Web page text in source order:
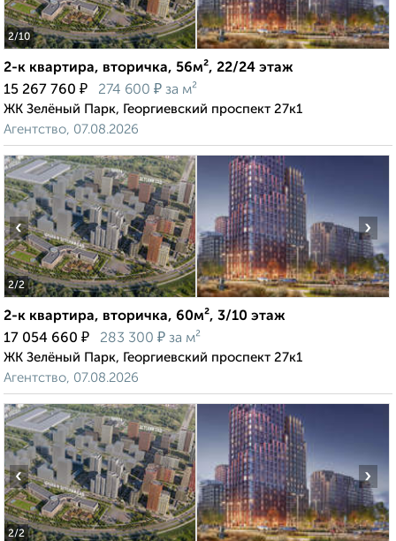
2/10
2-к квартира, вторичка, 56м², 22/24 этаж
15 267 760 ₽ 274 600 ₽ за м²
ЖК Зелёный Парк, Георгиевский проспект 27к1
Агентство, 07.08.2026
2/2
‹ ›
2-к квартира, вторичка, 60м², 3/10 этаж
17 054 660 ₽ 283 300 ₽ за м²
ЖК Зелёный Парк, Георгиевский проспект 27к1
Агентство, 07.08.2026
2/2
‹ ›